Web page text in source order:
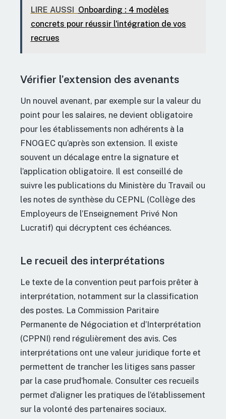
LIRE AUSSI
Onboarding : 4 modèles
concrets pour réussir l'intégration de vos
recrues
Vérifier l’extension des avenants
Un nouvel avenant, par exemple sur la valeur du
point pour les salaires, ne devient obligatoire
pour les établissements non adhérents à la
FNOGEC qu’après son extension. Il existe
souvent un décalage entre la signature et
l’application obligatoire. Il est conseillé de
suivre les publications du Ministère du Travail ou
les notes de synthèse du CEPNL (Collège des
Employeurs de l’Enseignement Privé Non
Lucratif) qui décryptent ces échéances.
Le recueil des interprétations
Le texte de la convention peut parfois prêter à
interprétation, notamment sur la classification
des postes. La Commission Paritaire
Permanente de Négociation et d’Interprétation
(CPPNI) rend régulièrement des avis. Ces
interprétations ont une valeur juridique forte et
permettent de trancher les litiges sans passer
par la case prud’homale. Consulter ces recueils
permet d’aligner les pratiques de l’établissement
sur la volonté des partenaires sociaux.